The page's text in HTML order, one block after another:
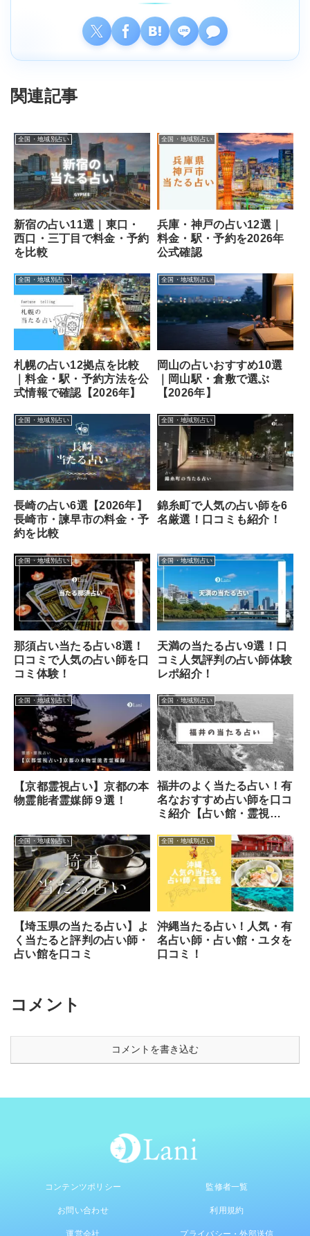
関連記事
全国・地域別占い
新宿の占い11選｜東口・
西口・三丁目で料金・予約
を比較
全国・地域別占い
兵庫・神戸の占い12選｜
料金・駅・予約を2026年
公式確認
全国・地域別占い
札幌の占い12拠点を比較
｜料金・駅・予約方法を公
式情報で確認【2026年】
全国・地域別占い
岡山の占いおすすめ10選
｜岡山駅・倉敷で選ぶ
【2026年】
全国・地域別占い
長崎の占い6選【2026年】
長崎市・諫早市の料金・予
約を比較
全国・地域別占い
錦糸町で人気の占い師を6
名厳選！口コミも紹介！
全国・地域別占い
那須占い当たる占い8選！
口コミで人気の占い師を口
コミ体験！
全国・地域別占い
天満の当たる占い9選！口
コミ人気評判の占い師体験
レポ紹介！
全国・地域別占い
【京都霊視占い】京都の本
物霊能者霊媒師９選！
全国・地域別占い
福井のよく当たる占い！有
名なおすすめ占い師を口コ
ミ紹介【占い館・霊視
全国・地域別占い
【埼玉県の当たる占い】よ
く当たると評判の占い師・
占い館を口コミ
全国・地域別占い
沖縄当たる占い！人気・有
名占い師・占い館・ユタを
口コミ！
コメント
コメントを書き込む
コンテンツポリシー 監修者一覧
お問い合わせ 利用規約
運営会社 プライバシー・外部送信